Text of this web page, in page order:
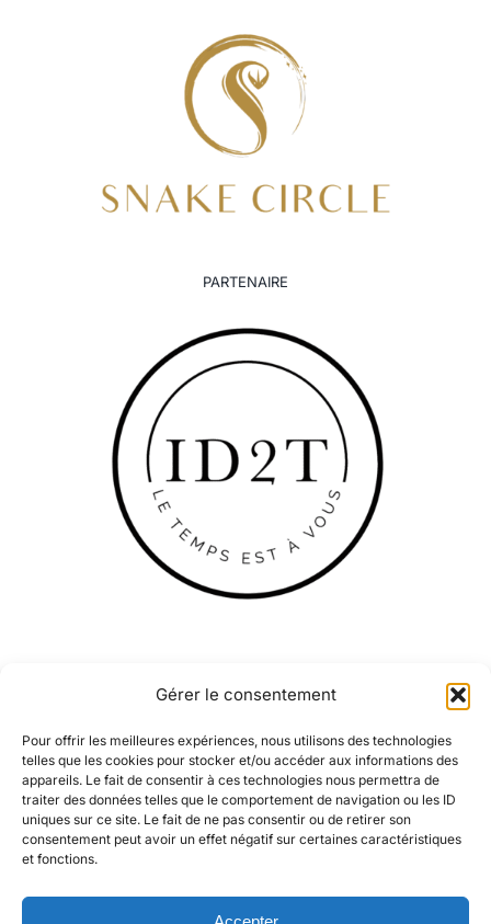
Gérer le consentement
Pour offrir les meilleures expériences, nous utilisons des technologies
telles que les cookies pour stocker et/ou accéder aux informations des
appareils. Le fait de consentir à ces technologies nous permettra de
traiter des données telles que le comportement de navigation ou les ID
uniques sur ce site. Le fait de ne pas consentir ou de retirer son
consentement peut avoir un effet négatif sur certaines caractéristiques
et fonctions.
PARTENAIRE
Conditions Générales de Vente